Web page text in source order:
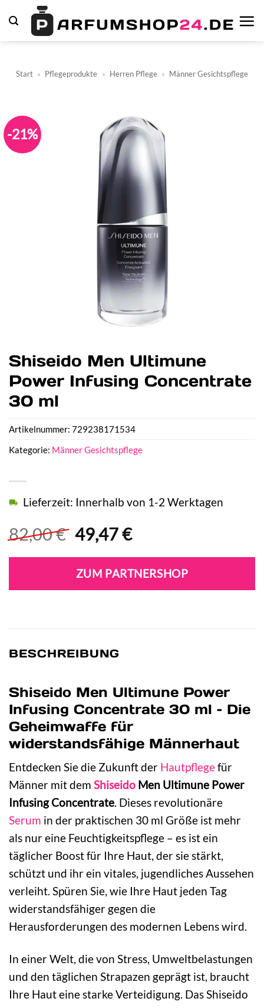
Inhalt
springen
Start » Pflegeprodukte » Herren Pflege » Männer Gesichtspflege
-21%
Shiseido Men Ultimune
Power Infusing Concentrate
30 ml
82,00€ Ursprünglicher
war:
82,00 €
49,47€Aktueller
ist:
49,47 €.
Lieferzeit: Innerhalb von 1-2 Werktagen
ZUM PARTNERSHOP
Artikelnummer: 729238171534
Kategorie: Männer Gesichtspflege
BESCHREIBUNG
Shiseido Men Ultimune Power
Infusing Concentrate 30 ml – Die
Geheimwaffe für
widerstandsfähige Männerhaut
Entdecken Sie die Zukunft der Hautpflegefür
Männer mit dem Shiseido Men Ultimune Power
Infusing Concentrate. Dieses revolutionäre
Serum in der praktischen 30 ml Größe ist mehr
als nur eine Feuchtigkeitspflege – es ist ein
täglicher Boost für Ihre Haut, der sie stärkt,
schützt und ihr ein vitales, jugendliches Aussehen
verleiht. Spüren Sie, wie Ihre Haut jeden Tag
widerstandsfähiger gegen die
Herausforderungen des modernen Lebens wird.
In einer Welt, die von Stress, Umweltbelastungen
und den täglichen Strapazen geprägt ist, braucht
Ihre Haut eine starke Verteidigung. Das Shiseido